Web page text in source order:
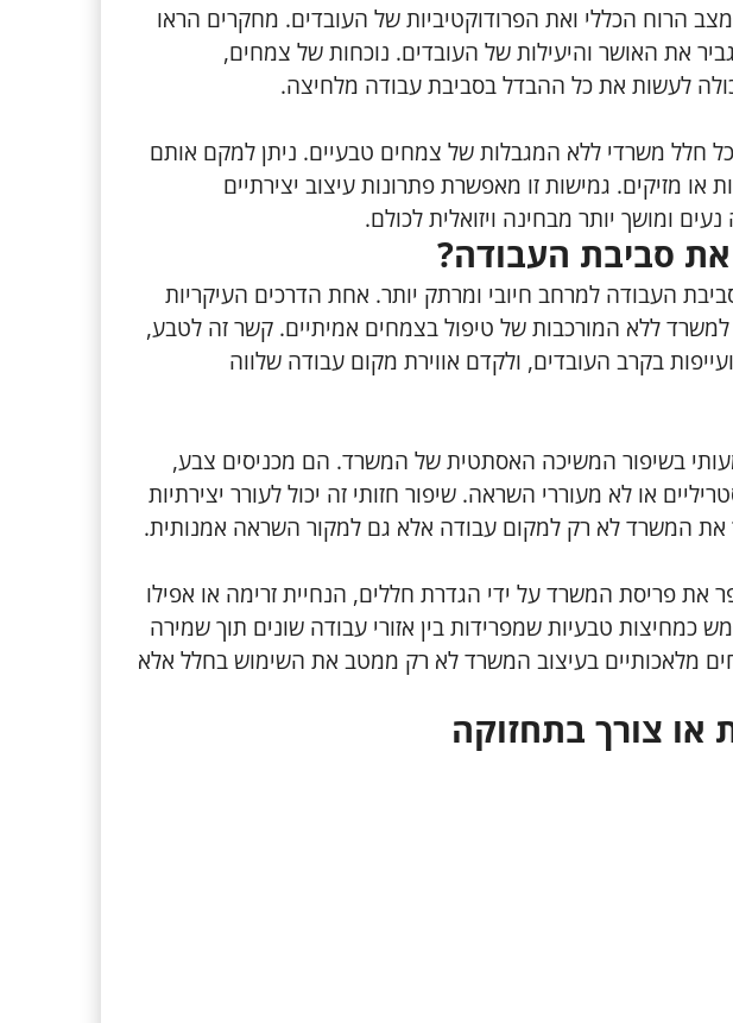
הרוח הכללי ואת הפרודוקטיביות של העובדים. מחקרים הראו
את האושר והיעילות של העובדים. נוכחות של צמחים,
לעשות את כל ההבדל בסביבת עבודה מלחיצה.
חלל משרדי ללא המגבלות של צמחים טבעיים. ניתן למקם אותם
מזיקים. גמישות זו מאפשרת פתרונות עיצוב יצירתיים
ומושך יותר מבחינה ויזואלית לכולם.
סביבת העבודה?
העבודה למרחב חיובי ומרתק יותר. אחת הדרכים העיקריות
ללא המורכבות של טיפול בצמחים אמיתיים. קשר זה לטבע,
בקרב העובדים, ולקדם אווירת מקום עבודה שלווה
בשיפור המשיכה האסתטית של המשרד. הם מכניסים צבע,
או לא מעוררי השראה. שיפור חזותי זה יכול לעורר יצירתיות
המשרד לא רק למקום עבודה אלא גם למקור השראה אמנותית.
את פריסת המשרד על ידי הגדרת חללים, הנחיית זרימה או אפילו
טבעיות שמפרידות בין אזורי עבודה שונים תוך שמירה
מלאכותיים בעיצוב המשרד לא רק ממטב את השימוש בחלל אלא
או צורך בתחזוקה